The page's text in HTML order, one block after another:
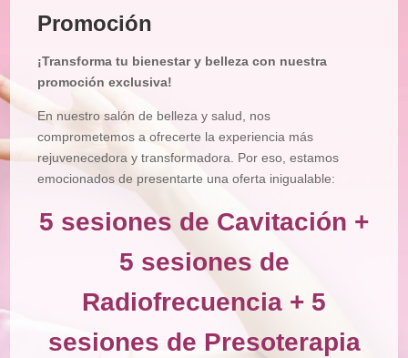
Tratamiento
Depilación
Manicura
yPedicura
Maquillajes
Micropigmentación
Microblading
Pestañas
Peluquería
Promoción
¡Transforma tu bienestar y belleza con nuestra
promoción exclusiva!
En nuestro salón de belleza y salud, nos
comprometemos a ofrecerte la experiencia más
rejuvenecedora y transformadora. Por eso, estamos
emocionados de presentarte una oferta inigualable:
5 sesiones de Cavitación +
5 sesiones de
Radiofrecuencia + 5
sesiones de Presoterapia